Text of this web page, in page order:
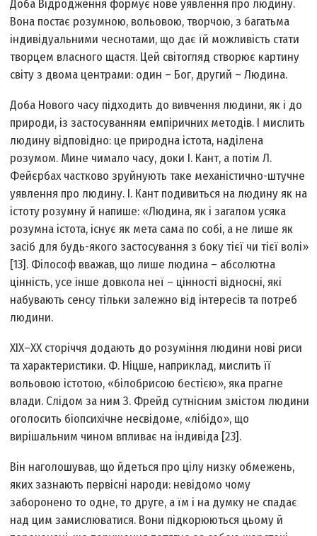
Доба Відродження формує нове уявлення про людину.
Вона постає розумною, вольовою, творчою, з багатьма
індивідуальними чеснотами, що дає їй можливість стати
творцем власного щастя. Цей світогляд створює картину
світу з двома центрами: один – Бог, другий – Людина.
Доба Нового часу підходить до вивчення людини, як і до
природи, із застосуванням емпіричних методів. І мислить
людину відповідно: це природна істота, наділена
розумом. Мине чимало часу, доки І. Кант, а потім Л.
Фейєрбах частково зруйнують таке механістично-штучне
уявлення про людину. І. Кант подивиться на людину як на
істоту розумну й напише: «Людина, як і загалом усяка
розумна істота, існує як мета сама по собі, а не лише як
засіб для будь-якого застосування з боку тієї чи тієї волі»
[13]. Філософ вважав, що лише людина – абсолютна
цінність, усе інше довкола неї – цінності відносні, які
набувають сенсу тільки залежно від інтересів та потреб
людини.
ХІХ–ХХ сторіччя додають до розуміння людини нові риси
та характеристики. Ф. Ніцше, наприклад, мислить її
вольовою істотою, «білобрисою бестією», яка прагне
влади. Слідом за ним З. Фрейд сутнісним змістом людини
оголосить біопсихічне несвідоме, «лібідо», що
вирішальним чином впливає на індивіда [23].
Він наголошував, що йдеться про цілу низку обмежень,
яких зазнають первісні народи: невідомо чому
заборонено то одне, то друге, а їм і на думку не спадає
над цим замислюватися. Вони підкорюються цьому й